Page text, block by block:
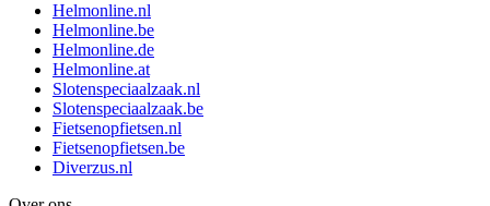
Helmonline.nl
Helmonline.be
Helmonline.de
Helmonline.at
Slotenspeciaalzaak.nl
Slotenspeciaalzaak.be
Fietsenopfietsen.nl
Fietsenopfietsen.be
Diverzus.nl